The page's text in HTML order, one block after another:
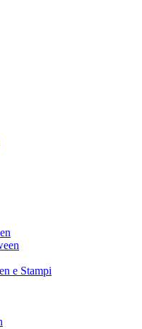
e Stampi